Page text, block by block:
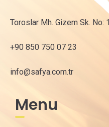
Toroslar Mh. Gizem Sk.
+90 850 750 07 23
info@safya.com.tr
Menu